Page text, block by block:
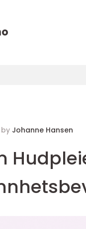
by Johanne Hansen